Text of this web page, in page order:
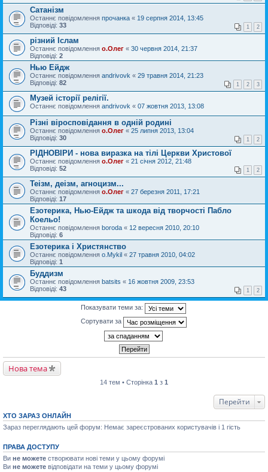
Сатанізм
Останнє повідомлення прочанка « 19 серпня 2014, 13:45
Відповіді: 33 1 2
різний Іслам
Останнє повідомлення о.Олег « 30 червня 2014, 21:37
Відповіді: 2
Нью Ейдж
Останнє повідомлення andrivovk « 29 травня 2014, 21:23
Відповіді: 82 1 2 3
Музей історії релігії.
Останнє повідомлення andrivovk « 07 жовтня 2013, 13:08
Різні віросповідання в одній родині
Останнє повідомлення о.Олег « 25 липня 2013, 13:04
Відповіді: 30 1 2
РІДНОВІРИ - нова виразка на тілі Церкви Христової
Останнє повідомлення о.Олег « 21 січня 2012, 21:48
Відповіді: 52 1 2
Теізм, деізм, агноцизм...
Останнє повідомлення о.Олег « 27 березня 2011, 17:21
Відповіді: 17
Езотерика, Нью-Ейдж та шкода від творчості Пабло
Коельо!
Останнє повідомлення boroda « 12 вересня 2010, 20:10
Відповіді: 6
Езотерика і Христянство
Останнє повідомлення o.Mykil « 27 травня 2010, 04:02
Відповіді: 1
Буддизм
Останнє повідомлення batsits « 16 жовтня 2009, 23:53
Відповіді: 43 1 2
Показувати теми за:
Сортувати за
Нова тема
14 тем • Сторінка 1 з 1
Перейти
ХТО ЗАРАЗ ОНЛАЙН
Зараз переглядають цей форум: Немає зареєстрованих користувачів і 1 гість
ПРАВА ДОСТУПУ
Ви не можете створювати нові теми у цьому форумі
Ви не можете відповідати на теми у цьому форумі